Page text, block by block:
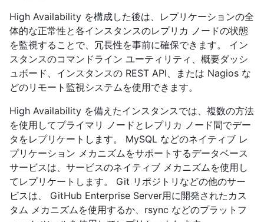
High Availability を構成した後は、レプリケーションの全
体的な正常性と各インスタンスのレプリカ ノードの状態
を監視することで、冗長性を事前に確保できます。 イン
スタンスのコマンドライン ユーティリティ、概要ダッシ
ュボード、インスタンスの REST API、または Nagios な
どのリモート監視システムを使用できます。
High Availability を備えたインスタンスでは、複数の方法
を使用してプライマリ ノードとレプリカ ノード間でデー
タをレプリケートします。 MySQL などのネイティブ レ
プリケーション メカニズムをサポートするデータベース
サービスは、サービスのネイティブ メカニズムを使用し
てレプリケートします。 Git リポジトリなどの他のサー
ビスは、 GitHub Enterprise Server用に開発されたカス
タム メカニズムを使用するか、rsync などのプラットフ